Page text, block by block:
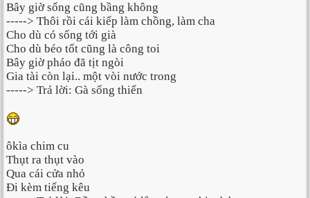
Bây giờ sống cũng bầng không
-----> Thôi rồi cái kiếp làm chồng, làm cha
Cho dù có sống tới già
Cho dù béo tốt cũng là công toi
Bây giờ pháo đã tịt ngòi
Gia tài còn lại.. một vòi nước trong
-----> Trả lời: Gà sống thiến
ôkìa chim cu
Thụt ra thụt vào
Qua cái cửa nhỏ
Đi kèm tiếng kêu